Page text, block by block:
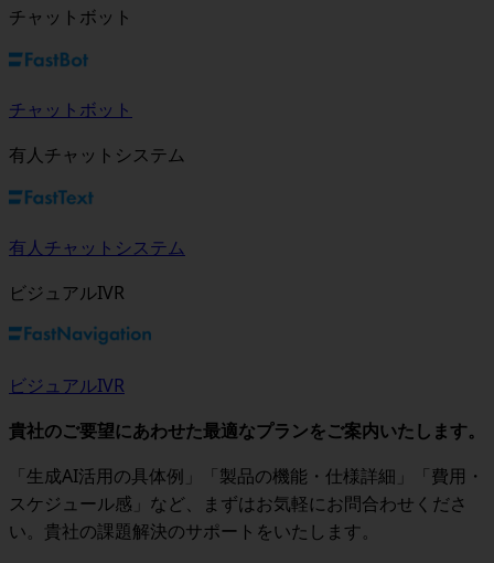
チャットボット
チャットボット
有人チャットシステム
有人チャットシステム
ビジュアルIVR
ビジュアルIVR
貴社のご要望にあわせた最適なプランをご案内いたします。
「生成AI活用の具体例」「製品の機能・仕様詳細」「費用・
スケジュール感」など、まずはお気軽にお問合わせくださ
い。貴社の課題解決のサポートをいたします。